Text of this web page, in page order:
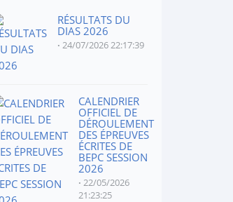
RÉSULTATS DU
DIAS 2026
24/07/2026 22:17:39
CALENDRIER
OFFICIEL DE
DÉROULEMENT
DES ÉPREUVES
ÉCRITES DE
BEPC SESSION
2026
22/05/2026
21:23:25